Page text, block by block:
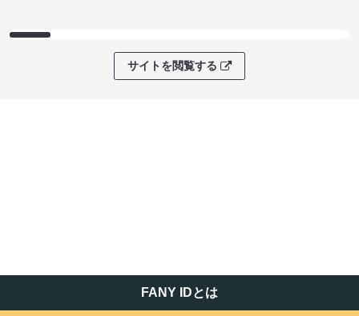
サイトを閲覧する
FANY IDとは